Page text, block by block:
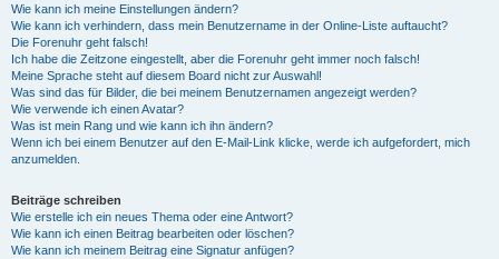
Wie kann ich meine Einstellungen ändern?
Wie kann ich verhindern, dass mein Benutzername in der Online-Liste auftaucht?
Die Forenuhr geht falsch!
Ich habe die Zeitzone eingestellt, aber die Forenuhr geht immer noch falsch!
Meine Sprache steht auf diesem Board nicht zur Auswahl!
Was sind das für Bilder, die bei meinem Benutzernamen angezeigt werden?
Wie verwende ich einen Avatar?
Was ist mein Rang und wie kann ich ihn ändern?
Wenn ich bei einem Benutzer auf den E-Mail-Link klicke, werde ich aufgefordert, mich
anzumelden.
Beiträge schreiben
Wie erstelle ich ein neues Thema oder eine Antwort?
Wie kann ich einen Beitrag bearbeiten oder löschen?
Wie kann ich meinem Beitrag eine Signatur anfügen?